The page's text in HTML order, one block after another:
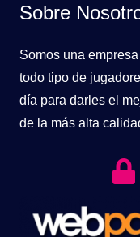
Sobre
Somos una
todo tipo de
día para darles el
de la más alta